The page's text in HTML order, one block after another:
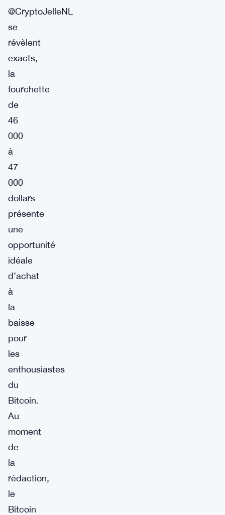
@CryptoJelleNL
se
révèlent
exacts,
la
fourchette
de
46
000
à
47
000
dollars
présente
une
opportunité
idéale
d’achat
à
la
baisse
pour
les
enthousiastes
du
Bitcoin.
Au
moment
de
la
rédaction,
le
Bitcoin